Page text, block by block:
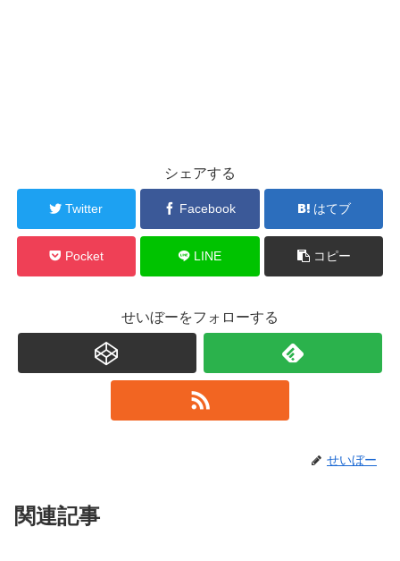
シェアする
Twitter Facebook はてブ
Pocket LINE コピー
せいぼーをフォローする
せいぼー
関連記事